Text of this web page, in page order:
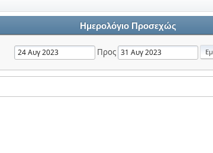
Ημερολόγιο Προσεχώς
Προς